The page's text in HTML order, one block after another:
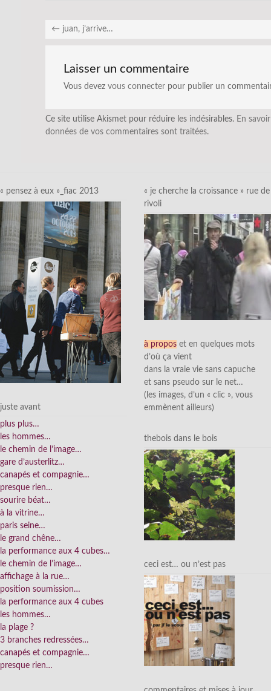
← juan, j’arrive…
Laisser un commentaire
Vous devez vous connecter pour publier un
Ce site utilise Akismet pour réduire les indésirables. En
données de vos commentaires sont traitées.
« pensez à eux »_fiac 2013
juste avant
plus plus…
les hommes…
le chemin de l’image…
gare d’austerlitz…
canapés et compagnie…
presque rien…
sourire béat…
à la vitrine…
paris seine…
le grand chêne…
la performance aux 4 cubes…
le chemin de l’image…
affichage à la rue…
position soumission…
la performance aux 4 cubes
les hommes…
la plage ?
3 branches redressées…
canapés et compagnie…
presque rien…
« je cherche la croissance » rue de
rivoli
à propos et en quelques mots
d’où ça vient
dans la vraie vie sans capuche
et sans pseudo sur le net…
(les images, d’un « clic », vous
emmènent ailleurs)
thebois dans le bois
ceci est… ou n’est pas